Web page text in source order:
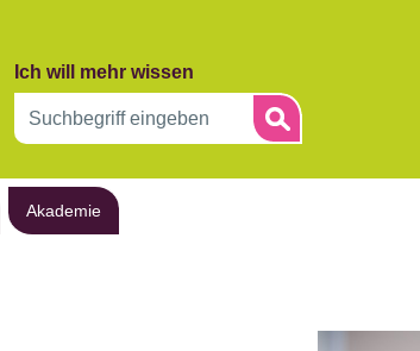
Ich will mehr wissen
Akademie